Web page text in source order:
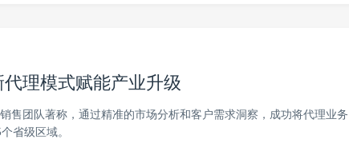
理模式赋能产业升级
售团队著称，通过精准的市场分析和客户需求洞察，成功将代理业务
省级区域。